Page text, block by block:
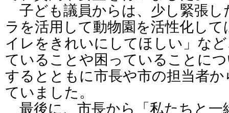
子ども議員からは、少し緊張し
ラを活用して動物園を活性化し
イレをきれいにしてほしい」な
ていることや困っていることに
するとともに市長や市の担当者
ていました。
最後に、市長から「私たちと一